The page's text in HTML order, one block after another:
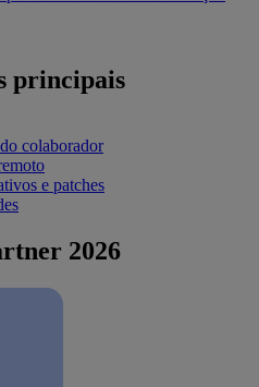
principais
colaborador
e patches
2026